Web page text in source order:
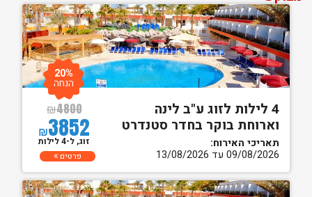
4 לילות לזוג ע"ב לינה
וארוחת בוקר בחדר סטנדרט
תאריכי האירוח:
09/08/2026 עד 13/08/2026
₪4800
₪3852
20%
הנחה
זוג, ל-4 לילות
פרטים